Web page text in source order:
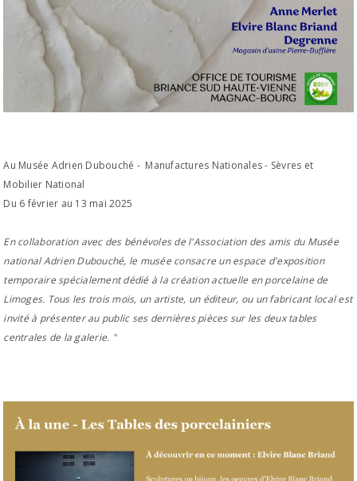
Au Musée Adrien Dubouché - Manufactures Nationales - Sèvres et
Mobilier National
Du 6 février au 13 mai 2025
En collaboration avec des bénévoles de l'Association des amis du Musée
national Adrien Dubouché, le musée consacre un espace d'exposition
temporaire spécialement dédié à la création actuelle en porcelaine de
Limoges. Tous les trois mois, un artiste, un éditeur, ou un fabricant local est
invité à présenter au public ses dernières pièces sur les deux tables
centrales de la galerie. "